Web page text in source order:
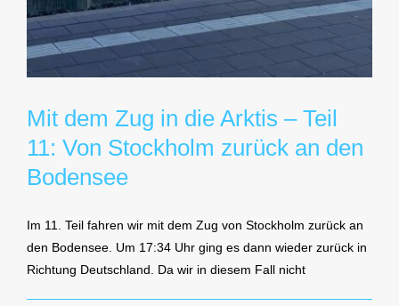
Mit dem Zug in die Arktis – Teil
11: Von Stockholm zurück an den
Bodensee
Im 11. Teil fahren wir mit dem Zug von Stockholm zurück an
den Bodensee. Um 17:34 Uhr ging es dann wieder zurück in
Richtung Deutschland. Da wir in diesem Fall nicht